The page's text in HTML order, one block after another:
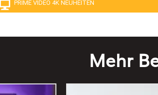
PRIME VIDEO 4K NEUHEITEN
Mehr